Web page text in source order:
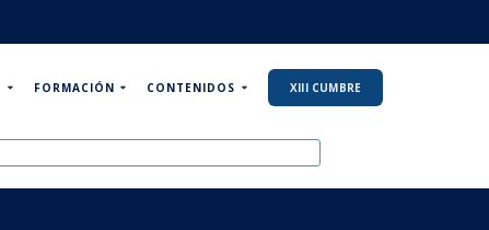
FORMACIÓN CONTENIDOS XIII CUMBRE